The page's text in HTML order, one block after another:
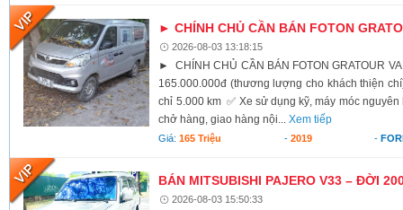
► CHÍNH CHỦ CẦN BÁN FOTON
2026-08-03 13:18:15
► CHÍNH CHỦ CẦN BÁN FOTON GRATOUR
165.000.000đ (thương lượng cho khách thiện
chỉ 5.000 km ✅ Xe sử dụng kỹ, máy móc
chở hàng, giao hàng nội...Xem tiếp
Giá:165 Triệu - 2019 -
BÁN MITSUBISHI PAJERO V33 – ĐỜI
2026-08-03 15:50:33